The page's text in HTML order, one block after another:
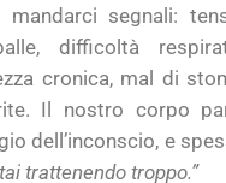
mandarci segnali:
difficoltà
cronica, mal di
Il nostro corpo
dell’inconscio, e
trattenendo troppo.”